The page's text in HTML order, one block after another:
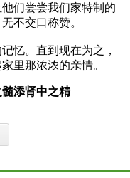
们尝尝我们家特制的
不交口称赞。
忆。直到现在为之，
里那浓浓的亲情。
添肾中之精